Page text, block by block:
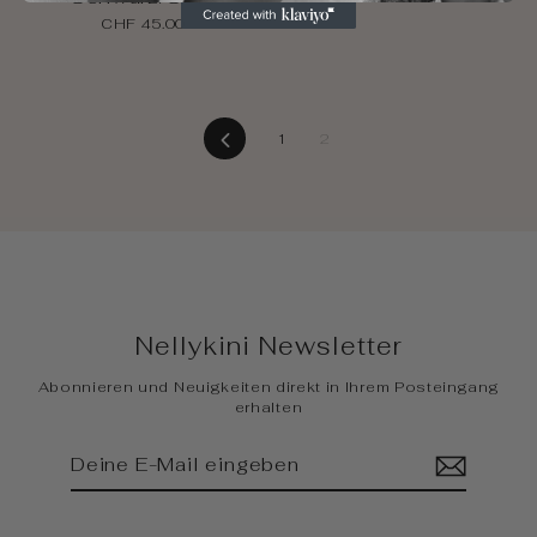
CHF 45.00
Vorherige
1 2
Nellykini Newsletter
Abonnieren und Neuigkeiten direkt in Ihrem Posteingang
erhalten